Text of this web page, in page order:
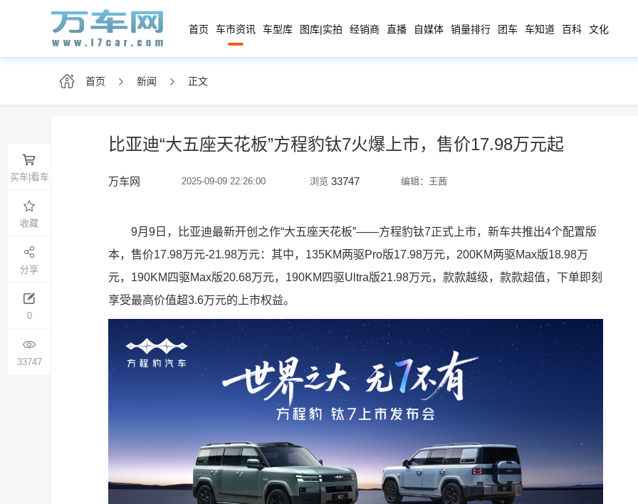
首页 车市资讯 车型库 图库|实拍 经销商 直播 自媒体 销量排行 团车 车知道 百科 文化
首页 新闻 正文
比亚迪“大五座天花板”方程豹钛7火爆上市，售价17.98万元起
万车网 2025-09-09 22:26:00 浏览 33747 编辑：王茜
买车|看车
收藏
分享
0
33747
9月9日，比亚迪最新开创之作“大五座天花板”——方程豹钛7正式上市，新车共推出4个配置版
本，售价17.98万元-21.98万元：其中，135KM两驱Pro版17.98万元，200KM两驱Max版18.98万
元，190KM四驱Max版20.68万元，190KM四驱Ultra版21.98万元，款款越级，款款超值，下单即刻
享受最高价值超3.6万元的上市权益。